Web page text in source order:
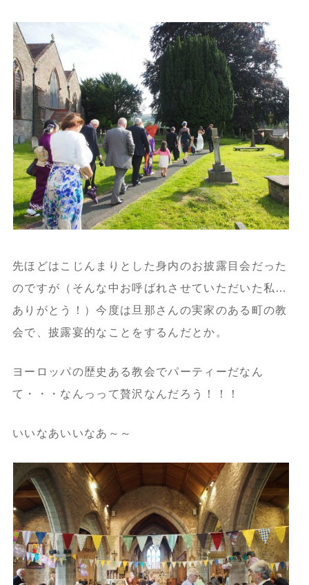
先ほどはこじんまりとした身内のお披露目会だった
のですが（そんな中お呼ばれさせていただいた私…
ありがとう！）今度は旦那さんの実家のある町の教
会で、披露宴的なことをするんだとか。
ヨーロッパの歴史ある教会でパーティーだなん
て・・・なんっって贅沢なんだろう！！！
いいなあいいなあ～～